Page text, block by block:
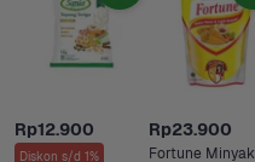
Rp12.900
Diskon s/d 1%
Rp23.900
Fortune Minyak